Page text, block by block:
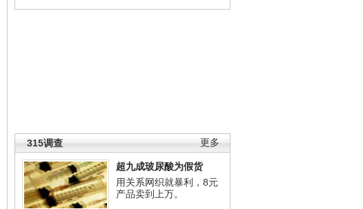
更多
315调查
超九成玻尿酸为假货
用关系网织就暴利，8元
产品卖到上万。